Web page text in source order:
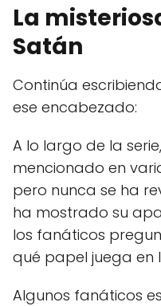
La
Satán
Continúa
ese encabezado:
A lo largo de la
mencionado en
pero nunca se ha
ha mostrado su
los fanáticos
qué papel juega en
Algunos fanáticos